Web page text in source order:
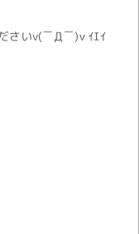
さいv(￣Д￣)v ｲｴｲ